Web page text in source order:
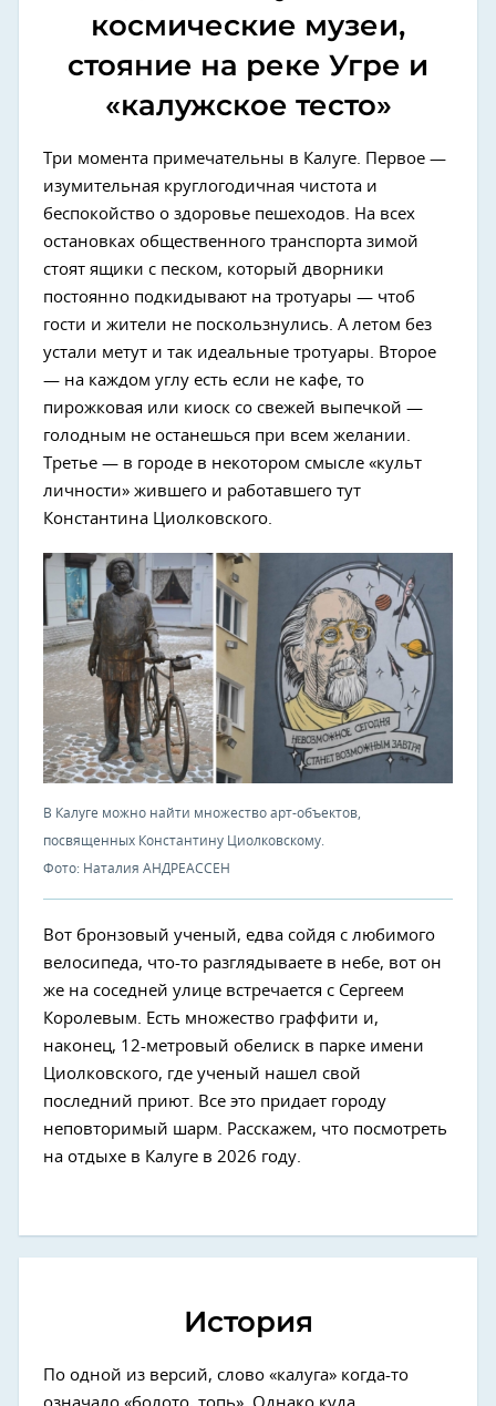
космические музеи,
стояние на реке Угре и
«калужское тесто»
Три момента примечательны в Калуге. Первое —
изумительная круглогодичная чистота и
беспокойство о здоровье пешеходов. На всех
остановках общественного транспорта зимой
стоят ящики с песком, который дворники
постоянно подкидывают на тротуары — чтоб
гости и жители не поскользнулись. А летом без
устали метут и так идеальные тротуары. Второе
— на каждом углу есть если не кафе, то
пирожковая или киоск со свежей выпечкой —
голодным не останешься при всем желании.
Третье — в городе в некотором смысле «культ
личности» жившего и работавшего тут
Константина Циолковского.
В Калуге можно найти множество арт-объектов,
посвященных Константину Циолковскому.
Фото: Наталия АНДРЕАССЕН
Вот бронзовый ученый, едва сойдя с любимого
велосипеда, что-то разглядываете в небе, вот он
же на соседней улице встречается с Сергеем
Королевым. Есть множество граффити и,
наконец, 12-метровый обелиск в парке имени
Циолковского, где ученый нашел свой
последний приют. Все это придает городу
неповторимый шарм. Расскажем, что посмотреть
на отдыхе в Калуге в 2026 году.
История
По одной из версий, слово «калуга» когда-то